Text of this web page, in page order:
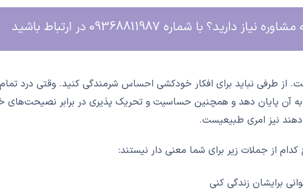
نیاز دارید؟ با شماره 09368811987 در ارتباط باشید
از طرفی نباید برای افکار خودکشی احساس شرمندگی کنید. وقتی درد تمام
آن پایان دهد و همچنين حساسيت و تحريک پذيري در برابر نصيحت‌های
نيز امری طبيعيست.
کدام از جملات زیر برای شما معنی دار نیستند:
برایشان زندگی کنی